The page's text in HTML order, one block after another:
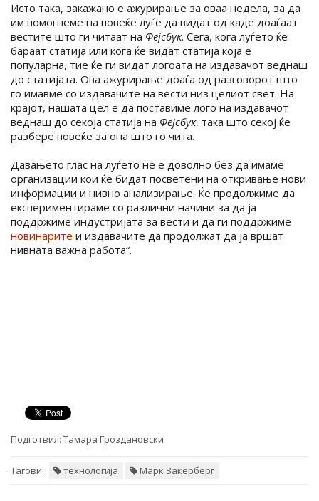
Исто така, закажано е ажурирање за оваа недела, за да
им помогнеме на повеќе луѓе да видат од каде доаѓаат
вестите што ги читаат на Фејсбук. Сега, кога луѓето ќе
бараат статија или кога ќе видат статија која е
популарна, тие ќе ги видат логоата на издавачот веднаш
до статијата. Ова ажурирање доаѓа од разговорот што
го имавме со издавачите на вести низ целиот свет. На
крајот, нашата цел е да поставиме лого на издавачот
веднаш до секоја статија на Фејсбук, така што секој ќе
разбере повеќе за она што го чита.
Давањето глас на луѓето не е доволно без да имаме
организации кои ќе бидат посветени на откривање нови
информации и нивно анализирање. Ќе продолжиме да
експериментираме со различни начини за да ја
поддржиме индустријата за вести и да ги поддржиме
новинарите и издавачите да продолжат да ја вршат
нивната важна работа“.
Подготвил: Тамара Гроздановски
Тагови: технологија Марк Закерберг